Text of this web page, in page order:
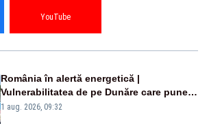
YouTube
România în alertă energetică |
Vulnerabilitatea de pe Dunăre care pune
în pericol Centrala Cernavodă era
1 aug. 2026, 09:32